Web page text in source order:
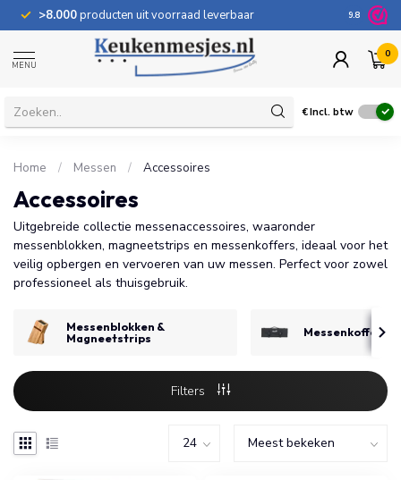
>8.000producten uit voorraad leverbaar 100
9.8
MENU
0
€Incl. btw
Home / Messen / Accessoires
Accessoires
Uitgebreide collectie messenaccessoires, waaronder
messenblokken, magneetstrips en messenkoffers, ideaal voor het
veilig opbergen en vervoeren van uw messen. Perfect voor zowel
professioneel als thuisgebruik.
Messenblokken &
Magneetstrips
Messenkoffers &
Filters